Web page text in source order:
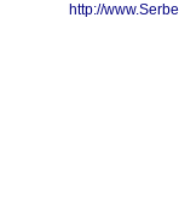
http://